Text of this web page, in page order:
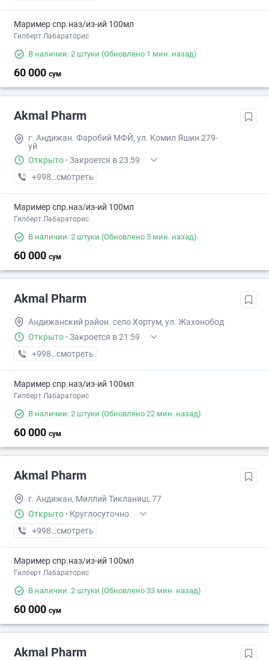
Маример спр.наз/из-ий 100мл
Гилберт Лабараторис
В наличии: 2 штуки (Обновлено 1 мин. назад)
60 000 сум
Akmal Pharm
г. Андижан. Фаробий МФЙ, ул. Комил Яшин 279-
уй
Открыто · Закроется в 23:59
+998 (90) XXX-XX-XX
смотреть
Маример спр.наз/из-ий 100мл
Гилберт Лабараторис
В наличии: 2 штуки (Обновлено 5 мин. назад)
60 000 сум
Akmal Pharm
Андижанский район. село Хортум, ул. Жахонобод
Открыто · Закроется в 21:59
+998 (91) XXX-XX-XX
смотреть
Маример спр.наз/из-ий 100мл
Гилберт Лабараторис
В наличии: 2 штуки (Обновлено 22 мин. назад)
60 000 сум
Akmal Pharm
г. Андижан, Миллий Тикланиш, 77
Открыто · Круглосуточно
+998 (91) XXX-XX-XX
смотреть
Маример спр.наз/из-ий 100мл
Гилберт Лабараторис
В наличии: 2 штуки (Обновлено 33 мин. назад)
60 000 сум
Akmal Pharm